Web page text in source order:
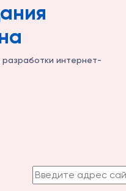
интернет-